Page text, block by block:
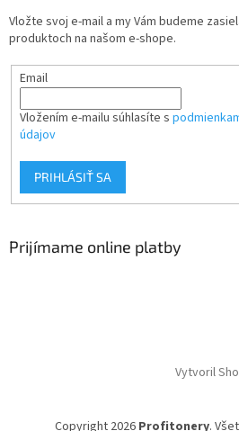
Vložte svoj e-mail a my Vám budeme
produktoch na našom e-shope.
Email
Vložením e-mailu súhlasíte s
údajov
PRIHLÁSIŤ SA
Prijímame online platby
Vytvoril
Copyright 2026 Profitonery.